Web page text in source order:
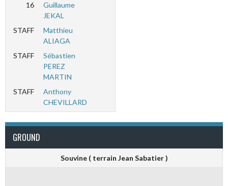
16
Guillaume
JEKAL
STAFF
Matthieu
ALIAGA
STAFF
Sébastien
PEREZ
MARTIN
STAFF
Anthony
CHEVILLARD
GROUND
Souvine ( terrain Jean Sabatier )